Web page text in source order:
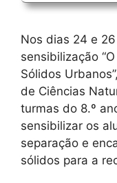
Nos dias 24 e
sensibilização
Sólidos
de Ciências
turmas do 8.º
sensibilizar os
separação e
sólidos para a